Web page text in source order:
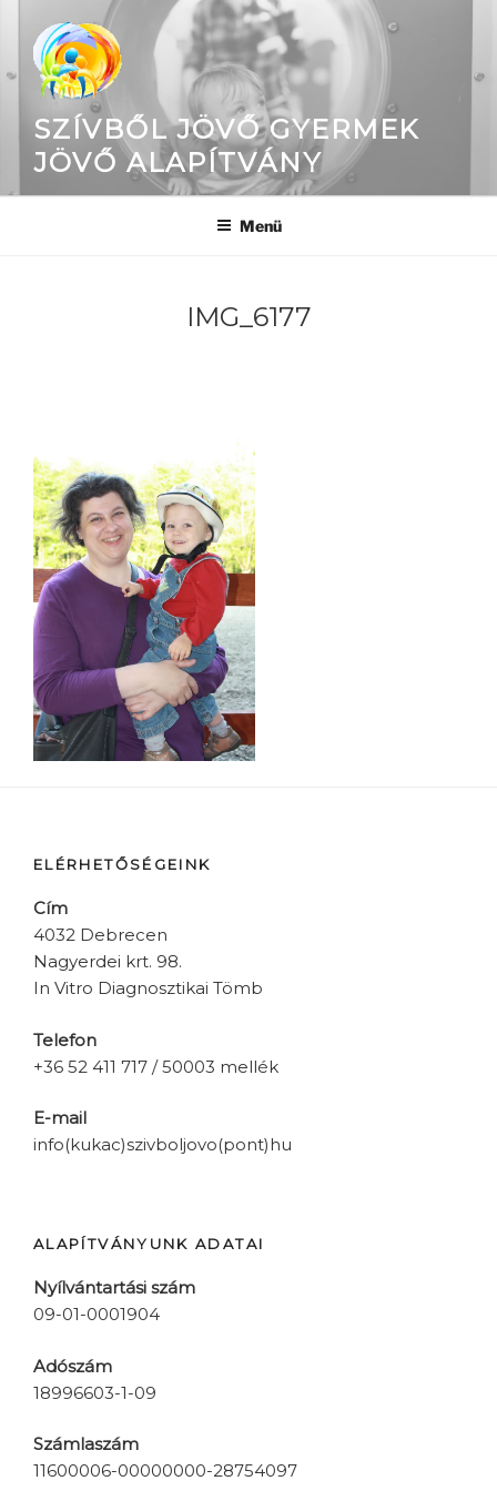
SZÍVBŐL JÖVŐ GYERMEK
JÖVŐ ALAPÍTVÁNY
Menü
IMG_6177
ELÉRHETŐSÉGEINK
Cím
4032 Debrecen
Nagyerdei krt. 98.
In Vitro Diagnosztikai Tömb
Telefon
+36 52 411 717 / 50003 mellék
E-mail
info(kukac)szivboljovo(pont)hu
ALAPÍTVÁNYUNK ADATAI
Nyílvántartási szám
09-01-0001904
Adószám
18996603-1-09
Számlaszám
11600006-00000000-28754097